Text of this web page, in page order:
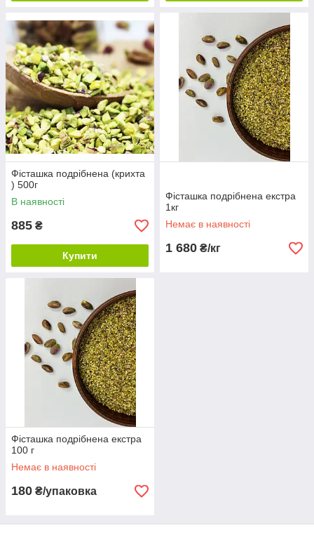
Фісташка подрібнена (крихта
) 500г
В наявності
885 ₴
Купити
Фісташка подрібнена екстра
1кг
Немає в наявності
1 680 ₴/кг
Фісташка подрібнена екстра
100 г
Немає в наявності
180 ₴/упаковка